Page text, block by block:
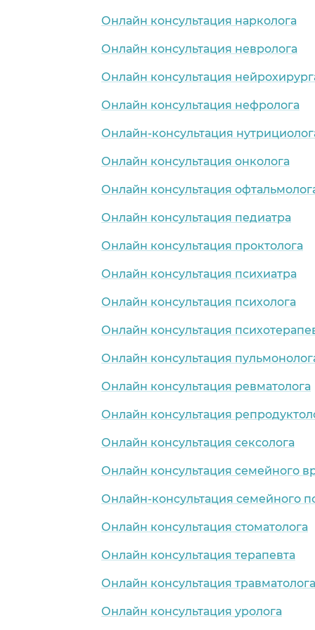
Онлайн консультация нарколога
Онлайн консультация невролога
Онлайн консультация
Онлайн консультация нефролога
Онлайн-консультация
Онлайн консультация онколога
Онлайн консультация
Онлайн консультация педиатра
Онлайн консультация проктолога
Онлайн консультация психиатра
Онлайн консультация психолога
Онлайн консультация
Онлайн консультация
Онлайн консультация ревматолога
Онлайн консультация
Онлайн консультация сексолога
Онлайн консультация семейного
Онлайн-консультация семейного
Онлайн консультация стоматолога
Онлайн консультация терапевта
Онлайн консультация травматолога
Онлайн консультация уролога